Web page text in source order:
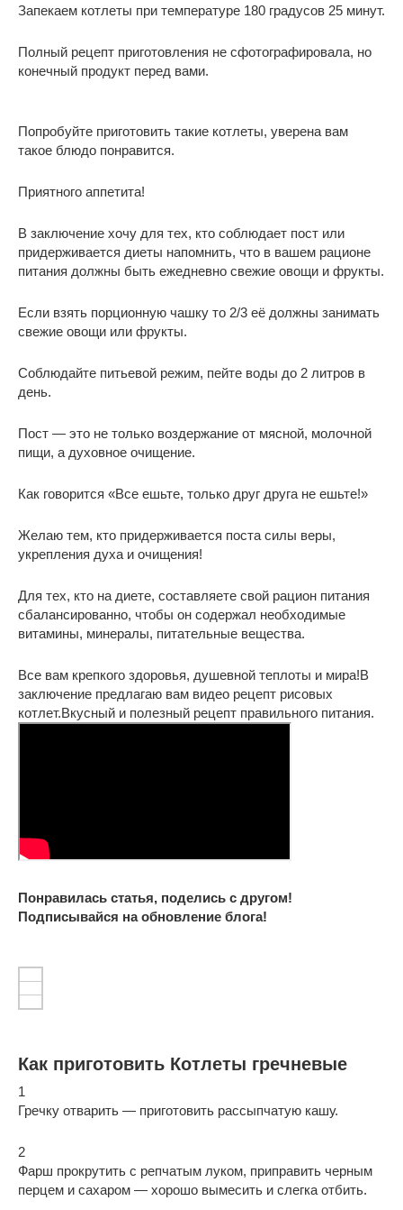
Запекаем котлеты при температуре 180 градусов 25 минут.
Полный рецепт приготовления не сфотографировала, но
конечный продукт перед вами.
Попробуйте приготовить такие котлеты, уверена вам
такое блюдо понравится.
Приятного аппетита!
В заключение хочу для тех, кто соблюдает пост или
придерживается диеты напомнить, что в вашем рационе
питания должны быть ежедневно свежие овощи и фрукты.
Если взять порционную чашку то 2/3 её должны занимать
свежие овощи или фрукты.
Соблюдайте питьевой режим, пейте воды до 2 литров в
день.
Пост — это не только воздержание от мясной, молочной
пищи, а духовное очищение.
Как говорится «Все ешьте, только друг друга не ешьте!»
Желаю тем, кто придерживается поста силы веры,
укрепления духа и очищения!
Для тех, кто на диете, составляете свой рацион питания
сбалансированно, чтобы он содержал необходимые
витамины, минералы, питательные вещества.
Все вам крепкого здоровья, душевной теплоты и мира!В
заключение предлагаю вам видео рецепт рисовых
котлет.Вкусный и полезный рецепт правильного питания.
Понравилась статья, поделись с другом!
Подписывайся на обновление блога!
Как приготовить Котлеты гречневые
1
Гречку отварить — приготовить рассыпчатую кашу.
2
Фарш прокрутить с репчатым луком, приправить черным
перцем и сахаром — хорошо вымесить и слегка отбить.